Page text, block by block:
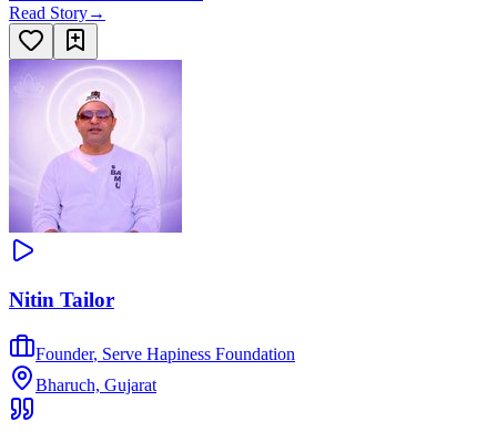
Read Story→
Nitin Tailor
Founder, Serve Hapiness Foundation
Bharuch, Gujarat